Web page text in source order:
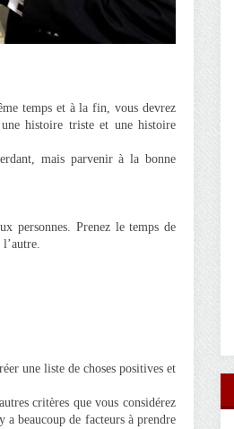
temps et à la fin, vous devrez
histoire triste et une histoire
mais parvenir à la bonne
personnes. Prenez le temps de
une liste de choses positives et
critères que vous considérez
beaucoup de facteurs à prendre